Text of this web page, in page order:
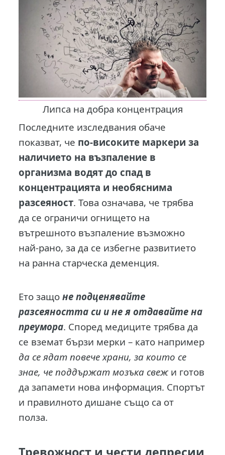
Липса на добра концентрация
Последните изследвания обаче
показват, че по-високите маркери за
наличието на възпаление в
организма водят до спад в
концентрацията и необяснима
разсеяност. Това означава, че трябва
да се ограничи огнището на
вътрешното възпаление възможно
най-рано, за да се избегне развитието
на ранна старческа деменция.
Ето защоне подценявайте
разсеяността си и не я отдавайте на
преумора. Според медиците трябва да
се вземат бързи мерки – като например
да се ядат повече храни, за които се
знае, че поддържат мозъка свежи готов
да запамети нова информация. Спортът
и правилното дишане също са от
полза.